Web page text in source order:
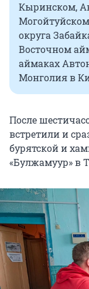
Кыринском,
округа
Восточном
аймаках
Монголия в
После
встретили и
бурятской и
«Булжамуур» в